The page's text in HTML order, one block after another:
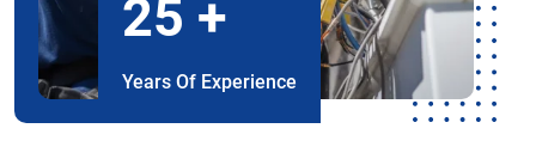
25 +
Years Of Experience